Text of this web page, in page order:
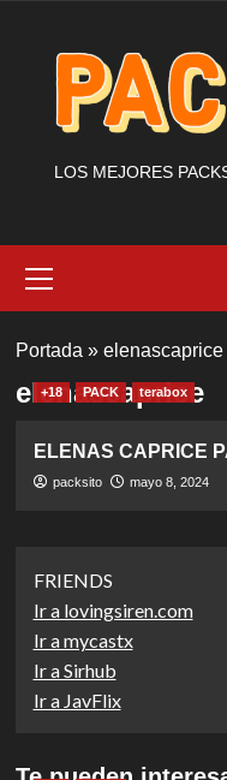
contenido
LOS MEJORES
primario
Portada » elenascaprice
elenascaprice
+18 PACK terabox
ELENAS CAPRICE
packsito mayo 8, 2024
FRIENDS
Ir a lovingsiren.com
Ir a mycastx
Ir a Sirhub
Ir a JavFlix